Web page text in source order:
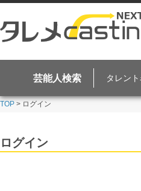
芸能人検索 タレント
TOP > ログイン
ログイン